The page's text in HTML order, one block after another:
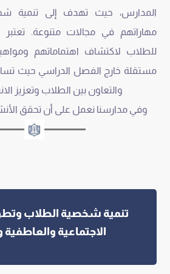
المدارس، حيث تهدف إلى تنمية
مهاراتهم في مجالات متنوعة.
للطلاب لاكتشاف اهتماماتهم
مستقلة خارج الفصل الدراسي حيث
والتعاون بين الطلاب وتعزيز
وفي مدارسنا نعمل على أن تحقق
تنمية شخصية الطلاب
الاجتماعية والعاطفية